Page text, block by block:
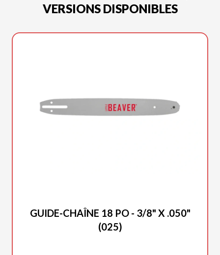
VERSIONS DISPONIBLES
GUIDE-CHAÎNE 18 PO - 3/8" X .050"
(025)